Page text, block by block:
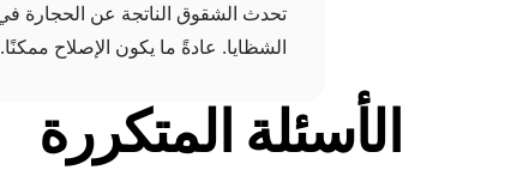
الشظايا. عادةً ما يكون الإصلاح ممكنًا.
الأسئلة المتكررة